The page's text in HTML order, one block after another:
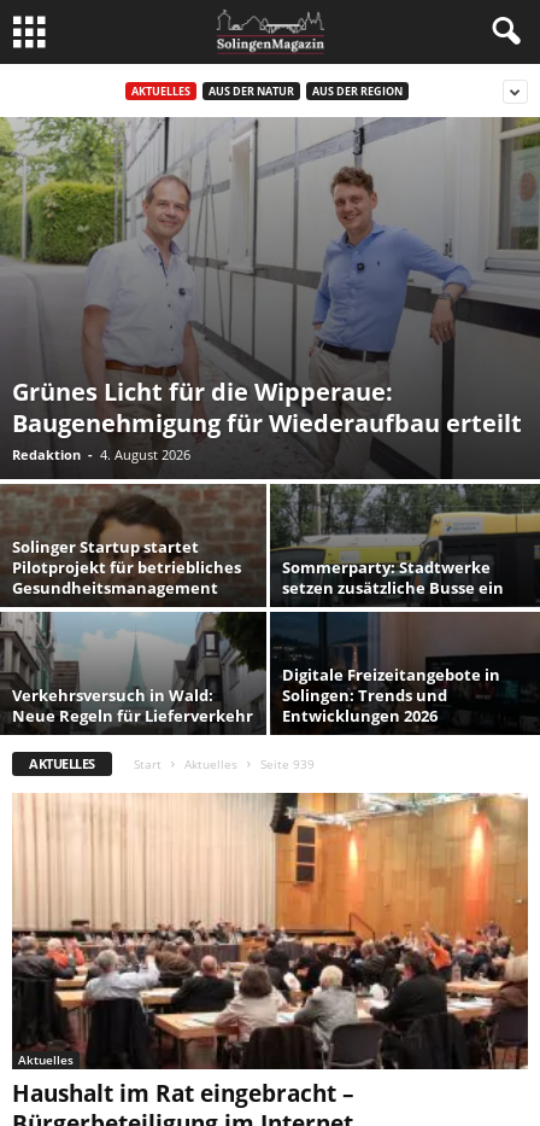
AKTUELLES AUS DER NATUR AUS DER REGION
Grünes Licht für die Wipperaue:
Baugenehmigung für Wiederaufbau erteilt
Redaktion - 4. August 2026
Solinger Startup startet
Pilotprojekt für betriebliches
Gesundheitsmanagement
Sommerparty: Stadtwerke
setzen zusätzliche Busse ein
Verkehrsversuch in Wald:
Neue Regeln für Lieferverkehr
Digitale Freizeitangebote in
Solingen: Trends und
Entwicklungen 2026
AKTUELLES Start Aktuelles Seite 939
Aktuelles
Haushalt im Rat eingebracht –